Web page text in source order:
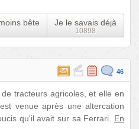
bête
Je le savais déjà
10898
46
tracteurs agricoles, et elle en
venue après une altercation
qu'il avait sur sa Ferrari. En